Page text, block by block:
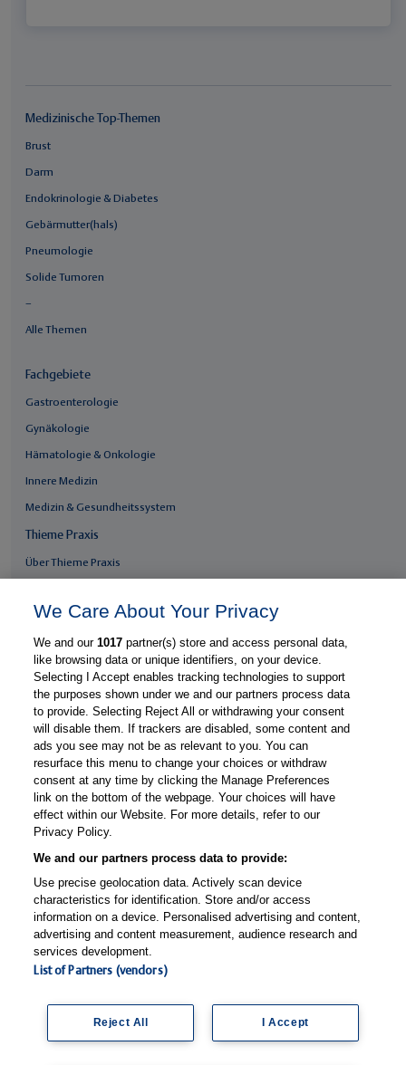
Medizinische Top-Themen
Brust
Darm
Endokrinologie & Diabetes
Gebärmutter(hals)
Pneumologie
Solide Tumoren
–
Alle Themen
Fachgebiete
Gastroenterologie
Gynäkologie
Hämatologie & Onkologie
Innere Medizin
Medizin & Gesundheitssystem
Thieme Praxis
Über Thieme Praxis
Fachzugang freischalten
Feedback geben
E-Mail-Newsletter
Whatsapp-Newsletter
Thieme Praxis App
© Thieme Group|support-praxis@thieme.de|Nutzungsbedingungen
Datenschutzerklärung
|Impressum |Manage Preferences
We Care About Your Privacy
We and our1017 partner(s) store and access personal data,
like browsing data or unique identifiers, on your device.
Selecting I Accept enables tracking technologies to support
the purposes shown under we and our partners process data
to provide. Selecting Reject All or withdrawing your consent
will disable them. If trackers are disabled, some content and
ads you see may not be as relevant to you. You can
resurface this menu to change your choices or withdraw
consent at any time by clicking the Manage Preferences
link on the bottom of the webpage. Your choices will have
effect within our Website. For more details, refer to our
Privacy Policy.
We and our partners process data to provide:
Use precise geolocation data. Actively scan device
characteristics for identification. Store and/or access
information on a device. Personalised advertising and content,
advertising and content measurement, audience research and
services development.
List of Partners (vendors)
I Accept
Reject All